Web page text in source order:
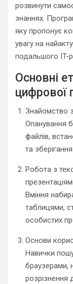
розвинути
знаннях.
яку пропонує
увагу на
подальшого IT-
Основні
цифрової
Знайомство
Опанування
файлів,
та
Робота з
Вміння
таблицями,
особистих
Основи
Навички
браузерами,
розрізнення